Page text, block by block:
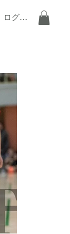
お問い合わせ
ログイン